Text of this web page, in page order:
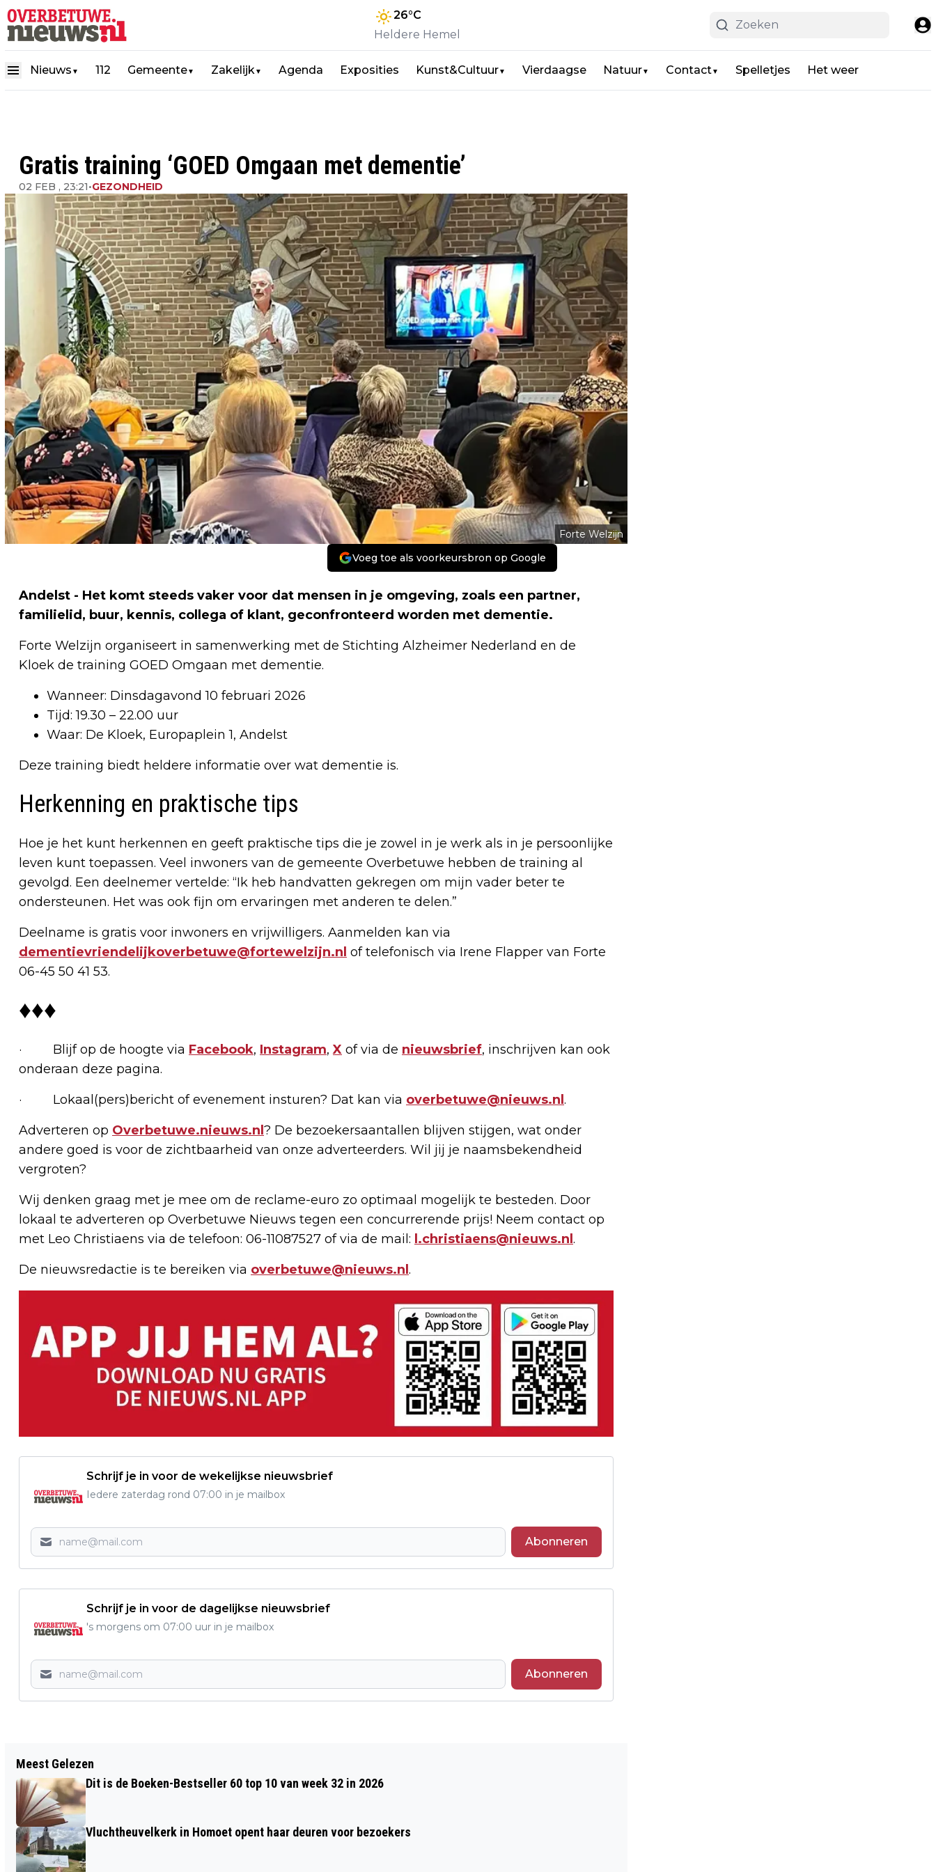
26°C
Heldere Hemel
Nieuws ▼ 112 Gemeente▼ Zakelijk▼ Agenda Exposities Kunst&Cultuur▼ Vierdaagse Natuur▼ Contact▼ Spelletjes Het weer
Gratis training ‘GOED Omgaan met dementie’
02 FEB , 23:21•GEZONDHEID
Forte Welzijn
Voeg toe als voorkeursbron op Google
Andelst - Het komt steeds vaker voor dat mensen in je omgeving, zoals een partner,
familielid, buur, kennis, collega of klant, geconfronteerd worden met dementie.
Forte Welzijn organiseert in samenwerking met de Stichting Alzheimer Nederland en de
Kloek de training GOED Omgaan met dementie.
Wanneer: Dinsdagavond 10 februari 2026
Tijd: 19.30 – 22.00 uur
Waar: De Kloek, Europaplein 1, Andelst
Deze training biedt heldere informatie over wat dementie is.
Herkenning en praktische tips
Hoe je het kunt herkennen en geeft praktische tips die je zowel in je werk als in je persoonlijke
leven kunt toepassen. Veel inwoners van de gemeente Overbetuwe hebben de training al
gevolgd. Een deelnemer vertelde: “Ik heb handvatten gekregen om mijn vader beter te
ondersteunen. Het was ook fijn om ervaringen met anderen te delen.”
Deelname is gratis voor inwoners en vrijwilligers. Aanmelden kan via
dementievriendelijkoverbetuwe@fortewelzijn.nl of telefonisch via Irene Flapper van Forte
06-45 50 41 53.
♦♦♦
· Blijf op de hoogte via Facebook, Instagram,X of via de nieuwsbrief, inschrijven kan ook
onderaan deze pagina.
· Lokaal(pers)bericht of evenement insturen? Dat kan via overbetuwe@nieuws.nl .
Adverteren op Overbetuwe.nieuws.nl ? De bezoekersaantallen blijven stijgen, wat onder
andere goed is voor de zichtbaarheid van onze adverteerders. Wil jij je naamsbekendheid
vergroten?
Wij denken graag met je mee om de reclame-euro zo optimaal mogelijk te besteden. Door
lokaal te adverteren op Overbetuwe Nieuws tegen een concurrerende prijs! Neem contact op
met Leo Christiaens via de telefoon: 06-11087527 of via de mail: l.christiaens@nieuws.nl .
De nieuwsredactie is te bereiken via overbetuwe@nieuws.nl .
Schrijf je in voor de wekelijkse nieuwsbrief
Iedere zaterdag rond 07:00 in je mailbox
Abonneren
Schrijf je in voor de dagelijkse nieuwsbrief
's morgens om 07:00 uur in je mailbox
Abonneren
VACATURE: MEDEWERKER
HUISHOUDELIJKE DIENST GEZOCHT
VOOR DE ULENPAS
SPIEREN EN BOTTEN HOUDEN JE OP DE
Meest Gelezen
Dit is de Boeken-Bestseller 60 top 10 van week 32 in 2026
Vluchtheuvelkerk in Homoet opent haar deuren voor bezoekers